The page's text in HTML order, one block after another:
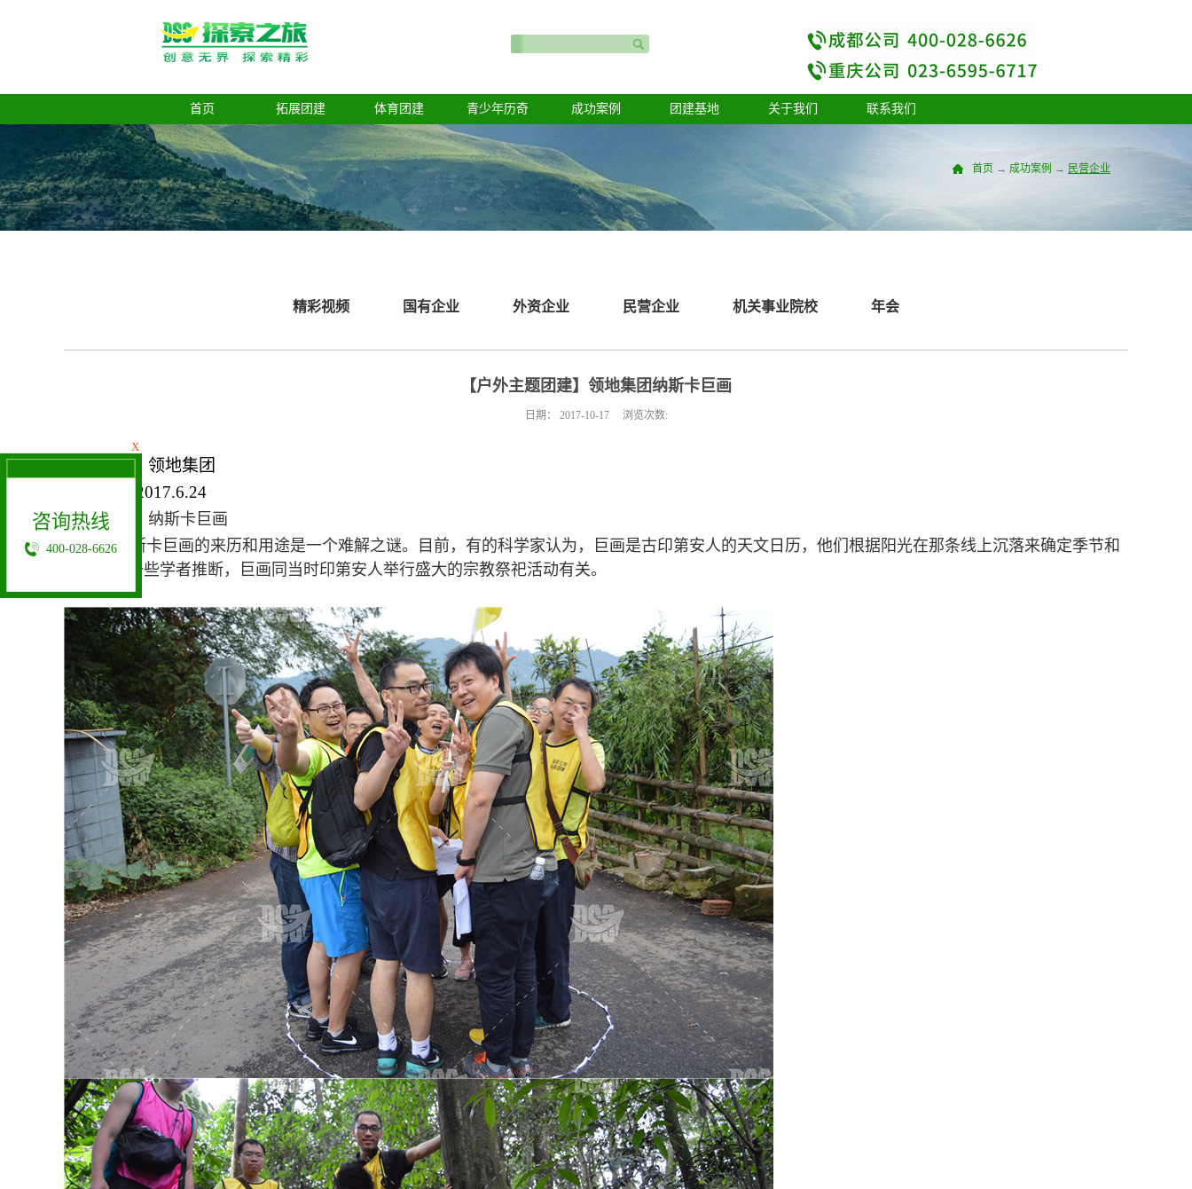
首页 拓展团建 体育团建 青少年历奇 成功案例 团建基地 关于我们 联系我们
首页 → 成功案例 → 民营企业
精彩视频 国有企业 外资企业 民营企业 机关事业院校 年会
【户外主题团建】领地集团纳斯卡巨画
日期： 2017-10-17 浏览次数:
公司名称：领地集团
活动时间:2017.6.24
活动主题： 纳斯卡巨画
起源：纳斯卡巨画的来历和用途是一个难解之谜。目前，有的科学家认为，巨画是古印第安人的天文日历，他们根据阳光在那条线上沉落来确定季节和
时辰；另一些学者推断，巨画同当时印第安人举行盛大的宗教祭祀活动有关。
X
咨询热线
400-028-6626